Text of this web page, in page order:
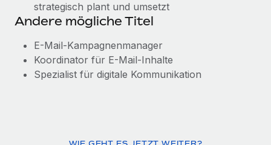
strategisch plant und umsetzt
Andere mögliche Titel
E-Mail-Kampagnenmanager
Koordinator für E-Mail-Inhalte
Spezialist für digitale Kommunikation